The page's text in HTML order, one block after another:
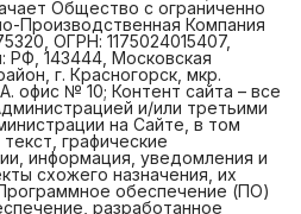
Общество с ограниченно
Производственная Компания
ОГРН: 1175024015407,
РФ, 143444, Московская
г. Красногорск, мкр.
офис № 10; Контент сайта – все
и/или третьими
на Сайте, в том
графические
информация, уведомления и
схожего назначения, их
обеспечение (ПО)
разработанное